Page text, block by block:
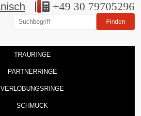
+49 30 79705296
TRAURINGE
PARTNERRINGE
VERLOBUNGSRINGE
SCHMUCK